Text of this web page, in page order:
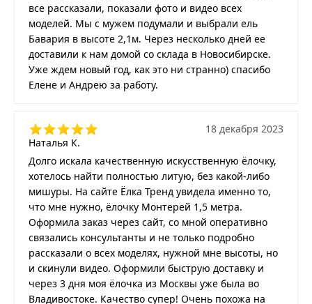
все рассказали, показали фото и видео всех
моделей. Мы с мужем подумали и выбрали ель
Бавария в высоте 2,1м. Через несколько дней ее
доставили к нам домой со склада в Новосибирске.
Уже ждем новый год, как это ни странно) спасибо
Елене и Андрею за работу.
Наталья К.
18 декабря 2023
Долго искала качественную искусственную ёлочку,
хотелось найти полностью литую, без какой-либо
мишуры. На сайте Ёлка Тренд увидела именно то,
что мне нужно, ёлочку Монтерей 1,5 метра.
Оформила заказ через сайт, со мной оперативно
связались консультанты и не только подробно
рассказали о всех моделях, нужной мне высоты, но
и скинули видео. Оформили быструю доставку и
через 3 дня моя ёлочка из Москвы уже была во
Владивостоке. Качество супер! Очень похожа на